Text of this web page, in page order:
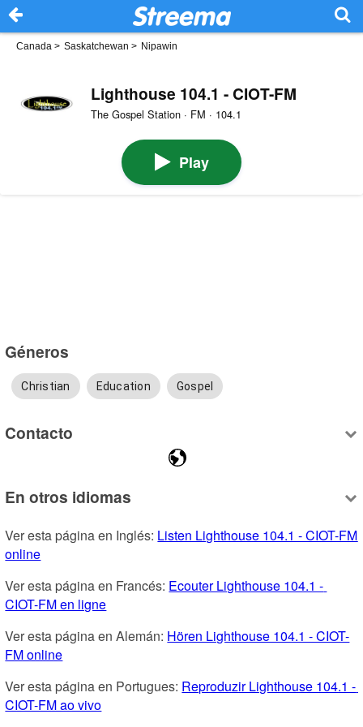
Canada > Saskatchewan > Nipawin
Lighthouse 104.1 - CIOT-FM
The Gospel Station · FM · 104.1
Play
Géneros
Christian Education Gospel
Contacto
En otros idiomas
Ver esta página en Inglés: Listen Lighthouse 104.1 - CIOT-FM
online
Ver esta página en Francés: Ecouter Lighthouse 104.1 -
CIOT-FM en ligne
Ver esta página en Alemán: Hören Lighthouse 104.1 - CIOT-
FM online
Ver esta página en Portugues: Reproduzir Lighthouse 104.1 -
CIOT-FM ao vivo